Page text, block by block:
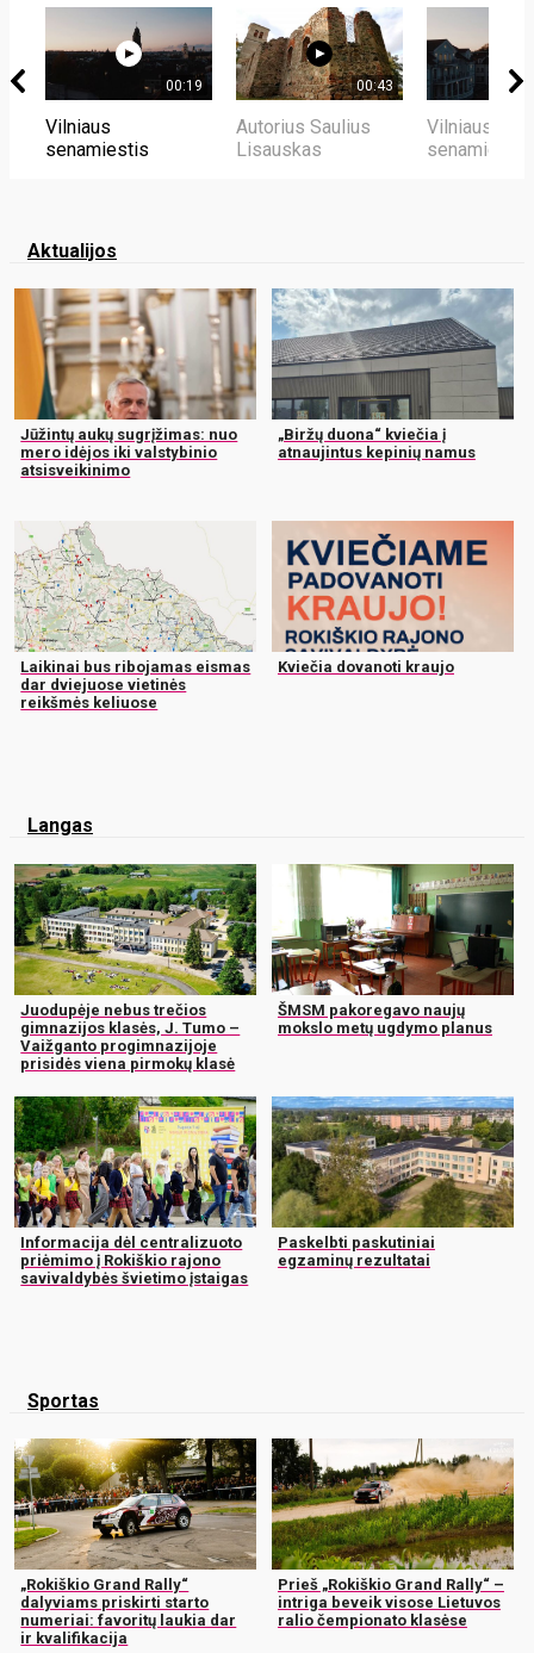
00:19
Vilniaus
senamiestis
00:43
Autorius Saulius
Lisauskas
Vilniaus
senamiestis
Aktualijos
Jūžintų aukų sugrįžimas: nuo
mero idėjos iki valstybinio
atsisveikinimo
„Biržų duona“ kviečia į
atnaujintus kepinių namus
Laikinai bus ribojamas eismas
dar dviejuose vietinės
reikšmės keliuose
Kviečia dovanoti kraujo
Langas
Juodupėje nebus trečios
gimnazijos klasės, J. Tumo –
Vaižganto progimnazijoje
prisidės viena pirmokų klasė
ŠMSM pakoregavo naujų
mokslo metų ugdymo planus
Informacija dėl centralizuoto
priėmimo į Rokiškio rajono
savivaldybės švietimo įstaigas
Paskelbti paskutiniai
egzaminų rezultatai
Sportas
„Rokiškio Grand Rally“
dalyviams priskirti starto
numeriai: favoritų laukia dar
ir kvalifikacija
Prieš „Rokiškio Grand Rally“ –
intriga beveik visose Lietuvos
ralio čempionato klasėse